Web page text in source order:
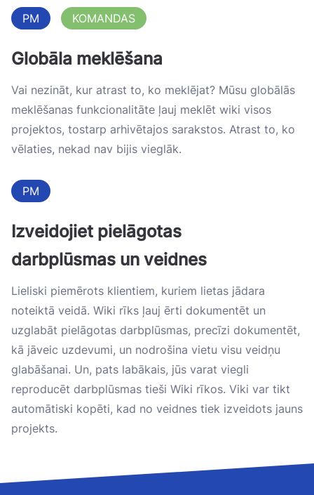
PM KOMANDAS
Globāla meklēšana
Vai nezināt, kur atrast to, ko meklējat? Mūsu globālās
meklēšanas funkcionalitāte ļauj meklēt wiki visos
projektos, tostarp arhivētajos sarakstos. Atrast to, ko
vēlaties, nekad nav bijis vieglāk.
PM
Izveidojiet pielāgotas
darbplūsmas un veidnes
Lieliski piemērots klientiem, kuriem lietas jādara
noteiktā veidā. Wiki rīks ļauj ērti dokumentēt un
uzglabāt pielāgotas darbplūsmas, precīzi dokumentēt,
kā jāveic uzdevumi, un nodrošina vietu visu veidņu
glabāšanai. Un, pats labākais, jūs varat viegli
reproducēt darbplūsmas tieši Wiki rīkos. Viki var tikt
automātiski kopēti, kad no veidnes tiek izveidots jauns
projekts.